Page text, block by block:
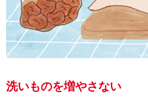
洗いものを増やさない